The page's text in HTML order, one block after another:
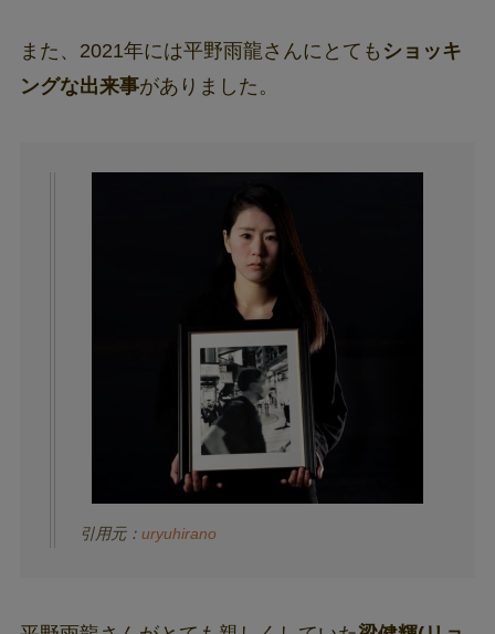
また、2021年には平野雨龍さんにとても ショッキ
ングな出来事がありました。
引用元： uryuhirano